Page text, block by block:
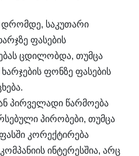
დრომდე, საკუთარი
ფასების
ცდილობდა, თუმცა
ფონზე ფასების
პირველადი წარმოება
პირობები, თუმცა
კორექტირება
ინტერესშია, არც